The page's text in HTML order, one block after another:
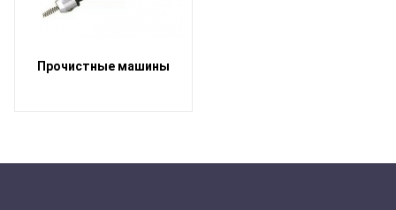
Прочистные машины